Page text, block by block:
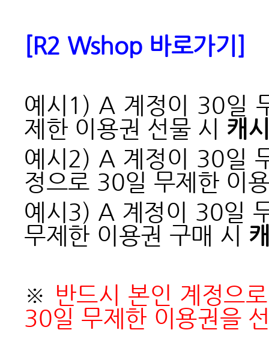
[R2 Wshop 바로가기]
예시1) A 계정이 30일
제한 이용권 선물 시 캐
예시2) A 계정이 30일
정으로 30일 무제한 이
예시3) A 계정이 30일
무제한 이용권 구매 시
※ 반드시 본인 계정으
30일 무제한 이용권을